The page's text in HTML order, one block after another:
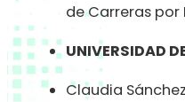
de Carreras por
UNIVERSIDAD
Claudia